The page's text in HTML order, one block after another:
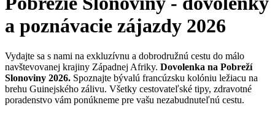
a poznávacie zájazdy 2026
Vydajte sa s nami na exkluzívnu a dobrodružnú cestu do málo
navštevovanej krajiny Západnej Afriky. Dovolenka na Pobreží
Slonoviny 2026. Spoznajte bývalú francúzsku kolóniu ležiacu na
brehu Guinejského zálivu. Všetky cestovateľské tipy, zdravotné
poradenstvo vám ponúkneme pre vašu nezabudnuteľnú cestu.